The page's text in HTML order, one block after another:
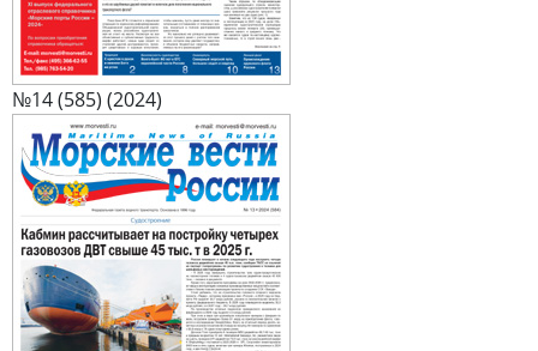
№14 (585) (2024)